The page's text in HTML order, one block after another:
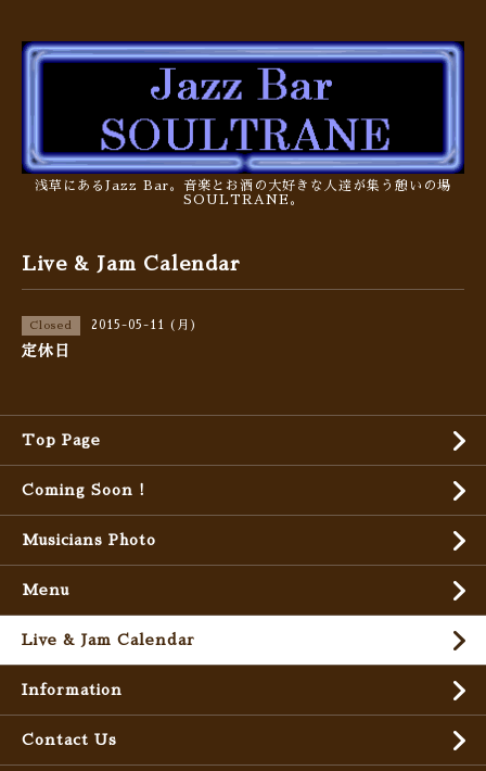
浅草にあるJazz Bar。音楽とお酒の大好きな人達が集う憩いの場
SOULTRANE。
Live & Jam Calendar
Closed 2015-05-11 (月)
定休日
Top Page
Coming Soon !
Musicians Photo
Menu
Live & Jam Calendar
Information
Contact Us